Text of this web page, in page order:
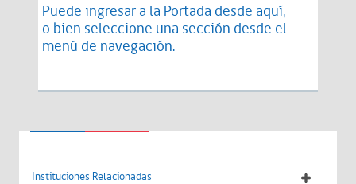
Puede ingresar a la Portada desde aquí,
o bien seleccione una sección desde el
menú de navegación.
Instituciones Relacionadas